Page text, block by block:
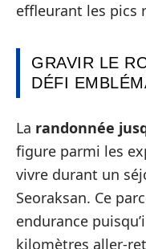
effleurant les pics
GRAVIR LE
DÉFI
La randonnée
figure parmi les
vivre durant un
Seoraksan. Ce
endurance
kilomètres aller-